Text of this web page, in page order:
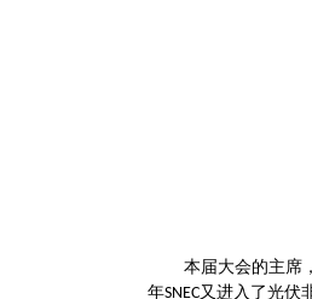
本届大会的主席
年SNEC又进入了光伏